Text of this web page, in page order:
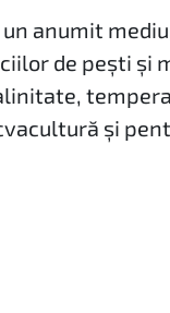
anumit
de pești și
și